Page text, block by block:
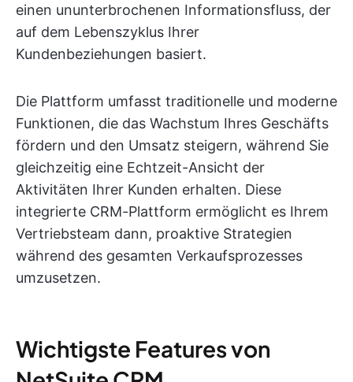
einen ununterbrochenen Informationsfluss, der
auf dem Lebenszyklus Ihrer
Kundenbeziehungen basiert.
Die Plattform umfasst traditionelle und moderne
Funktionen, die das Wachstum Ihres Geschäfts
fördern und den Umsatz steigern, während Sie
gleichzeitig eine Echtzeit-Ansicht der
Aktivitäten Ihrer Kunden erhalten. Diese
integrierte CRM-Plattform ermöglicht es Ihrem
Vertriebsteam dann, proaktive Strategien
während des gesamten Verkaufsprozesses
umzusetzen.
Wichtigste Features von